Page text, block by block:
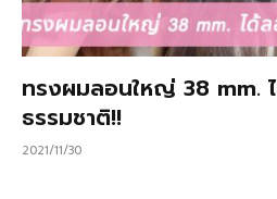
ทรงผมลอนใหญ่ 38 mm.
ธรรมชาติ!!
2021/11/30